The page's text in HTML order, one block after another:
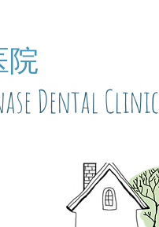
院
Dental Clinic